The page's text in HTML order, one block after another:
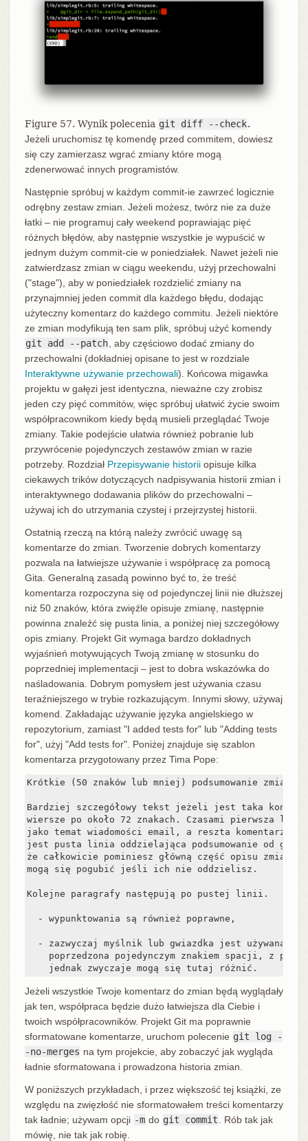
Figure 57. Wynik polecenia git diff --check.
Jeżeli uruchomisz tę komendę przed commitem, dowiesz
się czy zamierzasz wgrać zmiany które mogą
zdenerwować innych programistów.
Następnie spróbuj w każdym commit-ie zawrzeć logicznie
odrębny zestaw zmian. Jeżeli możesz, twórz nie za duże
łatki – nie programuj cały weekend poprawiając pięć
różnych błędów, aby następnie wszystkie je wypuścić w
jednym dużym commit-cie w poniedziałek. Nawet jeżeli nie
zatwierdzasz zmian w ciągu weekendu, użyj przechowalni
("stage"), aby w poniedziałek rozdzielić zmiany na
przynajmniej jeden commit dla każdego błędu, dodając
użyteczny komentarz do każdego commitu. Jeżeli niektóre
ze zmian modyfikują ten sam plik, spróbuj użyć komendy
git add --patch , aby częściowo dodać zmiany do
przechowalni (dokładniej opisane to jest w rozdziale
Interaktywne używanie przechowali). Końcowa migawka
projektu w gałęzi jest identyczna, nieważne czy zrobisz
jeden czy pięć commitów, więc spróbuj ułatwić życie swoim
współpracownikom kiedy będą musieli przeglądać Twoje
zmiany. Takie podejście ułatwia również pobranie lub
przywrócenie pojedynczych zestawów zmian w razie
potrzeby. Rozdział Przepisywanie historiiopisuje kilka
ciekawych trików dotyczących nadpisywania historii zmian i
interaktywnego dodawania plików do przechowalni –
używaj ich do utrzymania czystej i przejrzystej historii.
Ostatnią rzeczą na którą należy zwrócić uwagę są
komentarze do zmian. Tworzenie dobrych komentarzy
pozwala na łatwiejsze używanie i współpracę za pomocą
Gita. Generalną zasadą powinno być to, że treść
komentarza rozpoczyna się od pojedynczej linii nie dłuższej
niż 50 znaków, która zwięźle opisuje zmianę, następnie
powinna znaleźć się pusta linia, a poniżej niej szczegółowy
opis zmiany. Projekt Git wymaga bardzo dokładnych
wyjaśnień motywujących Twoją zmianę w stosunku do
poprzedniej implementacji – jest to dobra wskazówka do
naśladowania. Dobrym pomysłem jest używania czasu
teraźniejszego w trybie rozkazującym. Innymi słowy, używaj
komend. Zakładając używanie języka angielskiego w
repozytorium, zamiast "I added tests for" lub "Adding tests
for", użyj "Add tests for". Poniżej znajduje się szablon
komentarza przygotowany przez Tima Pope:
Krótkie (50 znaków lub mniej) podsumowanie zmian.
Bardziej szczegółowy tekst jeżeli jest taka
wiersze po około 72 znakach. Czasami pierwsza
jako temat wiadomości email, a reszta komentarza
jest pusta linia oddzielająca podsumowanie od
że całkowicie pominiesz główną część opisu
mogą się pogubić jeśli ich nie oddzielisz.
Kolejne paragrafy następują po pustej linii.
  - wypunktowania są również poprawne,
- zazwyczaj myślnik lub gwiazdka jest używana do
poprzedzona pojedynczym znakiem spacji, z
    jednak zwyczaje mogą się tutaj różnić.
Jeżeli wszystkie Twoje komentarz do zmian będą wyglądały
jak ten, współpraca będzie dużo łatwiejsza dla Ciebie i
twoich współpracowników. Projekt Git ma poprawnie
sformatowane komentarze, uruchom polecenie git log -
-no-merges na tym projekcie, aby zobaczyć jak wygląda
ładnie sformatowana i prowadzona historia zmian.
W poniższych przykładach, i przez większość tej książki, ze
względu na zwięzłość nie sformatowałem treści komentarzy
tak ładnie; używam opcji -m do git commit
. Rób tak jak
mówię, nie tak jak robię.